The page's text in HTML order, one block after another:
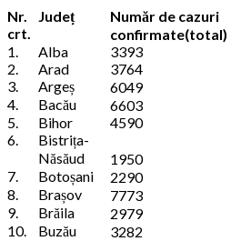
Nr.
crt.
Județ
Număr de cazuri
confirmate(total)
1.
Alba 3393
2.
Arad 3764
3.
Argeș 6049
4.
Bacău 6603
5.
Bihor 4590
6.
Bistrița-
Năsăud
1950
7. Botoșani 2290
8.
Brașov 7773
9.
Brăila 2979
10.
Buzău 3282